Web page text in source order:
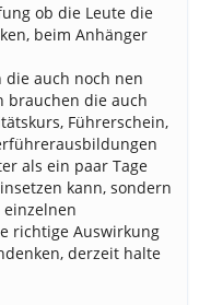
ob die Leute die
beim Anhänger
die auch noch nen
brauchen die auch
Führerschein,
als ein paar Tage
kann, sondern
einzelnen
richtige Auswirkung
derzeit halte